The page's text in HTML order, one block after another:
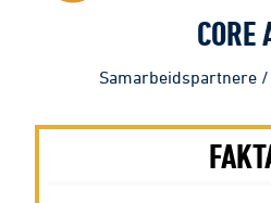
CORE
Samarbeidspartnere /